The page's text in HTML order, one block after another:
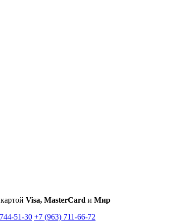
Visa, MasterCard и Мир
51-30 +7 (963) 711-66-72